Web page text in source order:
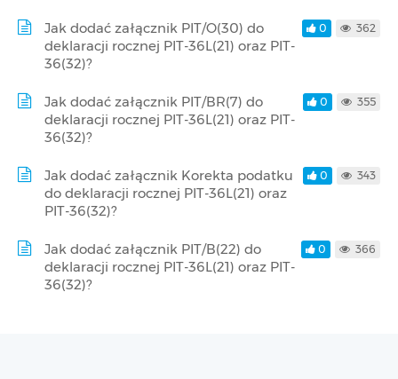
Jak dodać załącznik PIT/O(30) do
deklaracji rocznej PIT-36L(21) oraz PIT-
36(32)?
0 362
Jak dodać załącznik PIT/BR(7) do
deklaracji rocznej PIT-36L(21) oraz PIT-
36(32)?
0 355
Jak dodać załącznik Korekta podatku
do deklaracji rocznej PIT-36L(21) oraz
PIT-36(32)?
0 343
Jak dodać załącznik PIT/B(22) do
deklaracji rocznej PIT-36L(21) oraz PIT-
36(32)?
0 366